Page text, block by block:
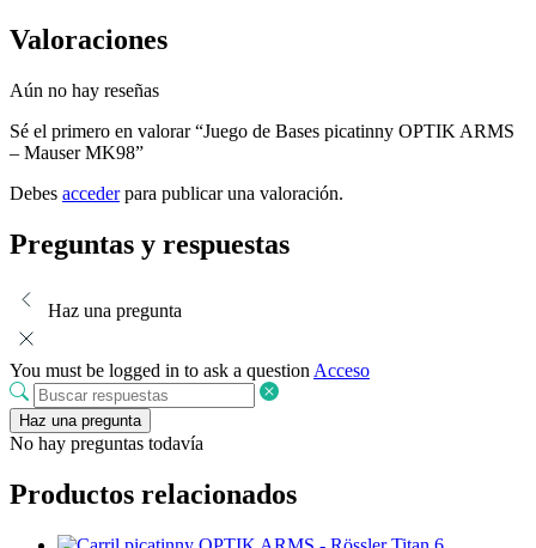
Valoraciones
Aún no hay reseñas
Sé el primero en valorar “Juego de Bases picatinny OPTIK ARMS
– Mauser MK98”
Debes accederpara publicar una valoración.
Preguntas y respuestas
Haz una pregunta
You must be logged in to ask a questionAcceso
Haz una pregunta
No hay preguntas todavía
Productos relacionados